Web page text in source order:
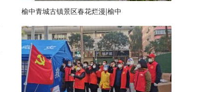
榆中青城古镇景区春花烂漫|榆中